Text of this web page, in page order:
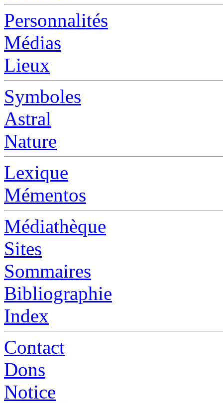
Personnalités
Médias
Lieux
Symboles
Astral
Nature
Lexique
Mémentos
Médiathèque
Sites
Sommaires
Bibliographie
Index
Contact
Dons
Notice